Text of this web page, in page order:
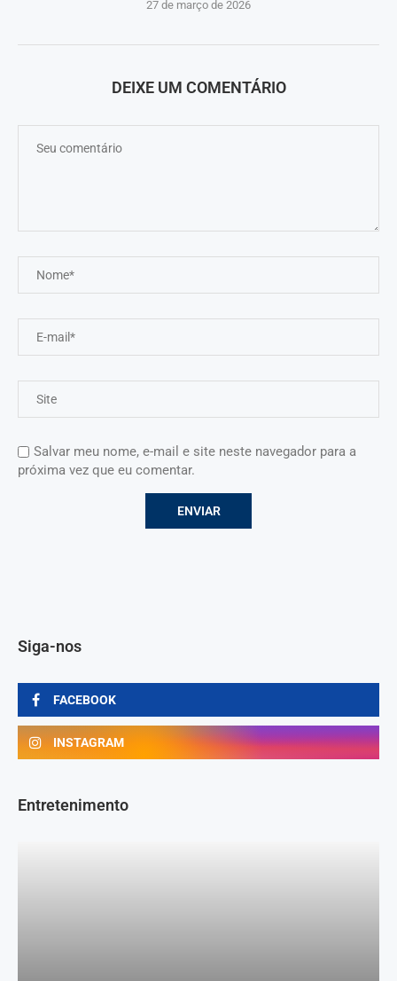
27 de março de 2026
DEIXE UM COMENTÁRIO
Salvar meu nome, e-mail e site neste navegador para a
próxima vez que eu comentar.
Siga-nos
FACEBOOK
INSTAGRAM
Entretenimento